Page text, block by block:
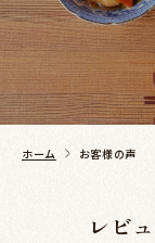
ホーム お客様の声
レビ